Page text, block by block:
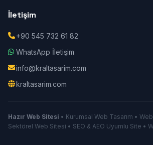
İletişim
+90 545 732 61 82
WhatsApp İletişim
info@kraltasarim.com
kraltasarim.com
Hazır Web Sitesi • Kurumsal Web Tasarım •
Sektörel Web Sitesi • SEO & AEO Uyumlu Site •